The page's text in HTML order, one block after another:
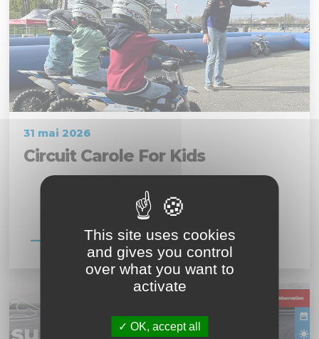
31 mai 2026
Circuit Carole For Kids
En savoir plus
This site uses cookies
and gives you control
over what you want to
activate
OK, accept all